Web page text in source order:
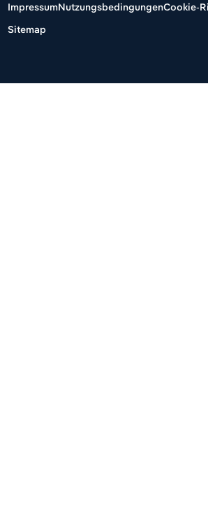
ImpressumNutzungsbedingungenCookie-
Sitemap